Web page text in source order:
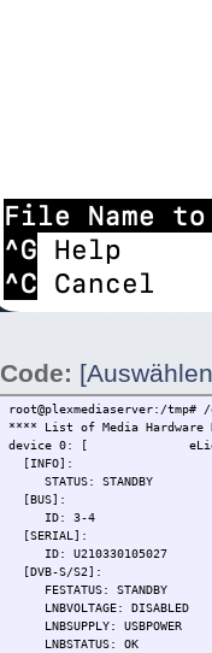
Code:
root@plexmediaserver:/
**** List of Media Hardware
device 0: [ eLight] DVB-
[INFO]:
STATUS: STANDBY
[BUS]:
ID: 3-4
[SERIAL]:
ID: U210330105027
[DVB-S/S2]:
FESTATUS: STANDBY
LNBVOLTAGE: DISABLED
LNBSUPPLY: USBPOWER
LNBSTATUS: OK